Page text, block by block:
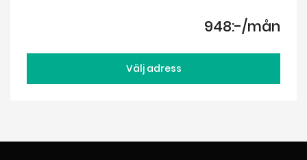
948:-/mån
Välj adress